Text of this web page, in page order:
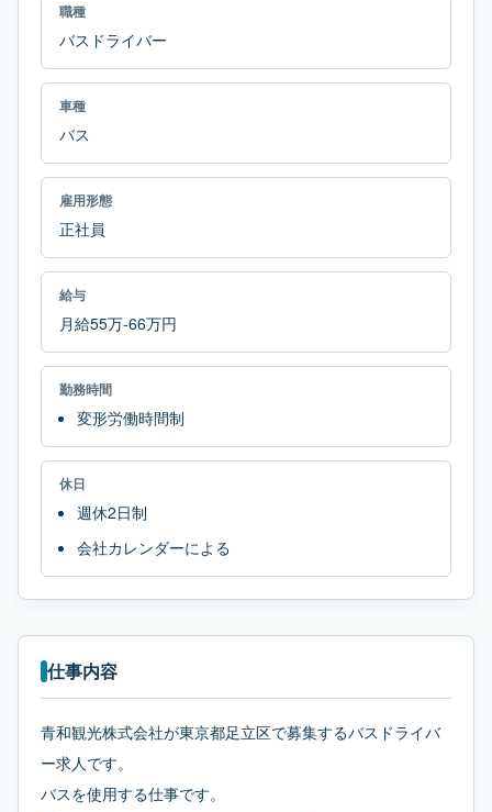
職種
バスドライバー
車種
バス
雇用形態
正社員
給与
月給55万-66万円
勤務時間
変形労働時間制
休日
週休2日制
会社カレンダーによる
仕事内容
青和観光株式会社が東京都足立区で募集するバスドライバ
ー求人です。
バスを使用する仕事です。